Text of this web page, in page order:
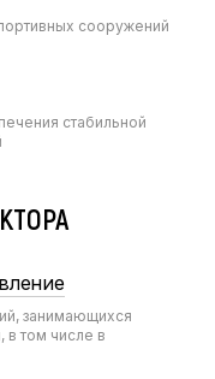
сооружений
стабильной
занимающихся
в том числе в